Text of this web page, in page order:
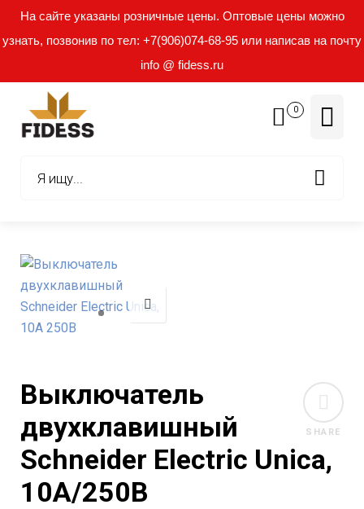
На сайте указаны розничные цены. Оптовые цены можно
узнать, позвонив по тел: +7(906)074-68-95 или написав на почту
info @ fidess.ru
0
SHARE
Выключатель
двухклавишный
Schneider Electric Unica,
10А/250В